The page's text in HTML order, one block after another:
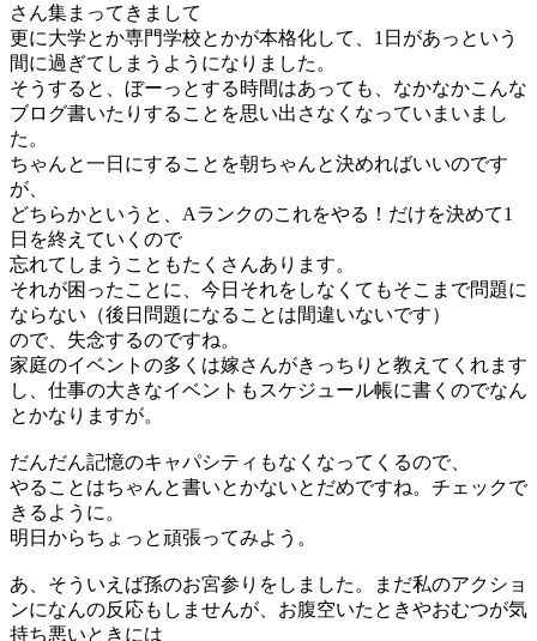
さん集まってきまして
更に大学とか専門学校とかが本格化して、1日があっという
間に過ぎてしまうようになりました。
そうすると、ぼーっとする時間はあっても、なかなかこんな
ブログ書いたりすることを思い出さなくなっていまいまし
た。
ちゃんと一日にすることを朝ちゃんと決めればいいのです
が、
どちらかというと、Aランクのこれをやる！だけを決めて1
日を終えていくので
忘れてしまうこともたくさんあります。
それが困ったことに、今日それをしなくてもそこまで問題に
ならない（後日問題になることは間違いないです）
ので、失念するのですね。
家庭のイベントの多くは嫁さんがきっちりと教えてくれます
し、仕事の大きなイベントもスケジュール帳に書くのでなん
とかなりますが。
だんだん記憶のキャパシティもなくなってくるので、
やることはちゃんと書いとかないとだめですね。チェックで
きるように。
明日からちょっと頑張ってみよう。
あ、そういえば孫のお宮参りをしました。まだ私のアクショ
ンになんの反応もしませんが、お腹空いたときやおむつが気
持ち悪いときには